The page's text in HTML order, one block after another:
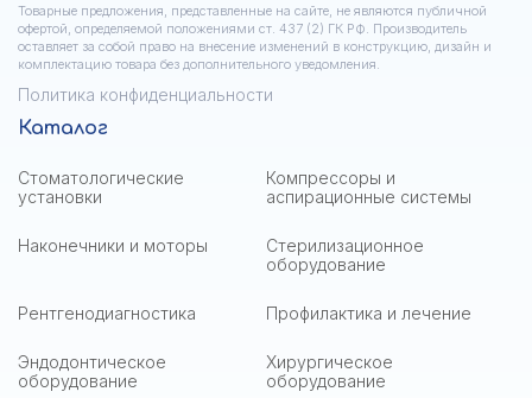
Товарные предложения, представленные на сайте, не являются публичной
офертой, определяемой положениями ст. 437 (2) ГК РФ. Производитель
оставляет за собой право на внесение изменений в конструкцию, дизайн и
комплектацию товара без дополнительного уведомления.
Политика конфиденциальности
Каталог
Стоматологические
установки
Компрессоры и
аспирационные системы
Наконечники и моторы
Стерилизационное
оборудование
Рентгенодиагностика Профилактика и лечение
Эндодонтическое
оборудование
Хирургическое
оборудование